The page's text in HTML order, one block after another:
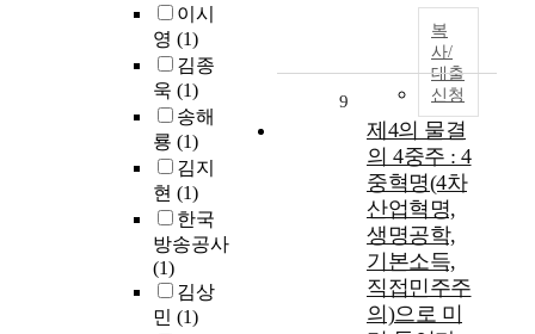
이시
영 (1)
김종
욱 (1)
송해
룡 (1)
김지
현 (1)
한국
방송공사
(1)
김상
민 (1)
복
사/
대출
신청
9
제4의 물결
의 4중주 : 4
중혁명(4차
산업혁명,
생명공학,
기본소득,
직접민주주
의)으로 미